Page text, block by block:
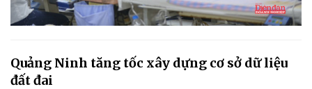
Quảng Ninh tăng tốc xây dựng cơ sở dữ liệu
đất đai